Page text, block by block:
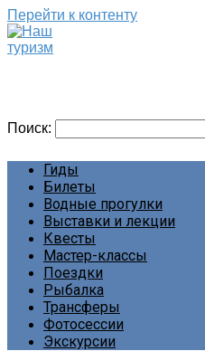
Перейти к контенту
Поиск:
Гиды
Билеты
Водные прогулки
Выставки и лекции
Квесты
Мастер-классы
Поездки
Рыбалка
Трансферы
Фотосессии
Экскурсии